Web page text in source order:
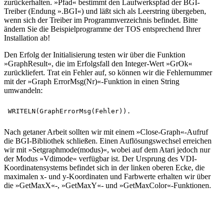
zurückerhalten. »Pfad« bestimmt den Laufwerkspfad der BGI-
Treiber (Endung ».BGI«) und läßt sich als Leerstring übergeben,
wenn sich der Treiber im Programmverzeichnis befindet. Bitte
ändern Sie die Beispielprogramme der TOS entsprechend Ihrer
Installation ab!
Den Erfolg der Initialisierung testen wir über die Funktion
»GraphResult«, die im Erfolgsfall den Integer-Wert »GrOk«
zurückliefert. Trat ein Fehler auf, so können wir die Fehlernummer
mit der »Graph ErrorMsg(Nr)«-Funktion in einen String
umwandeln:
Nach getaner Arbeit sollten wir mit einem »Close-Graph«-Aufruf
die BGI-Bibliothek schließen. Einen Auflösungswechsel erreichen
wir mit »Setgraphmode(modus)«, wobei auf dem Atari jedoch nur
der Modus »Vdimode« verfügbar ist. Der Ursprung des VDI-
Koordinatensystems befindet sich in der linken oberen Ecke, die
maximalen x- und y-Koordinaten und Farbwerte erhalten wir über
die »GetMaxX«-, »GetMaxY«- und »GetMaxColor«-Funktionen.